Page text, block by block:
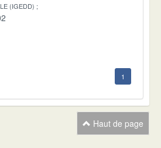
(IGEDD)
1
Haut de page